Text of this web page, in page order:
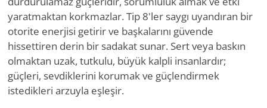
yaratmaktan korkmazlar. Tip 8'ler saygı uyandıran bir
otorite enerjisi getirir ve başkalarını güvende
hissettiren derin bir sadakat sunar. Sert veya baskın
olmaktan uzak, tutkulu, büyük kalpli insanlardır;
güçleri, sevdiklerini korumak ve güçlendirmek
istedikleri arzuyla eşleşir.